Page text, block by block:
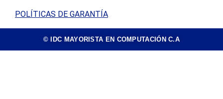
POLÍTICAS DE GARANTÍA
© IDC MAYORISTA EN COMPUTACIÓN C.A